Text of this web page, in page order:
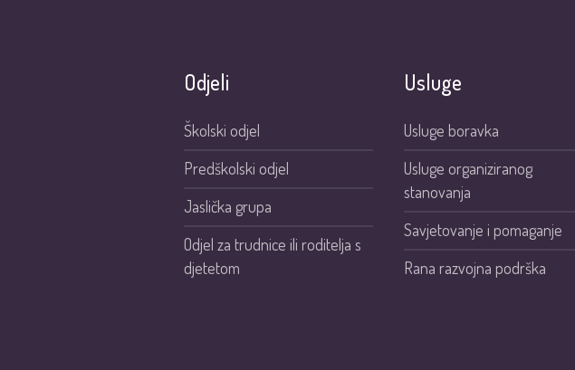
Odjeli
Školski odjel
Predškolski odjel
Jaslička grupa
Odjel za trudnice ili roditelja s
djetetom
Usluge
Usluge boravka
Usluge organiziranog
stanovanja
Savjetovanje i pomaganje
Rana razvojna podrška